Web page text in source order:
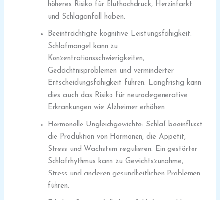
höheres Risiko für Bluthochdruck, Herzinfarkt
und Schlaganfall haben.
Beeinträchtigte kognitive Leistungsfähigkeit:
Schlafmangel kann zu
Konzentrationsschwierigkeiten,
Gedächtnisproblemen und verminderter
Entscheidungsfähigkeit führen. Langfristig kann
dies auch das Risiko für neurodegenerative
Erkrankungen wie Alzheimer erhöhen.
Hormonelle Ungleichgewichte: Schlaf beeinflusst
die Produktion von Hormonen, die Appetit,
Stress und Wachstum regulieren. Ein gestörter
Schlafrhythmus kann zu Gewichtszunahme,
Stress und anderen gesundheitlichen Problemen
führen.